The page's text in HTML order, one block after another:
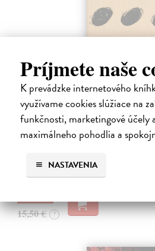
Príjmete naše
K prevádzke internetového
využívame cookies slúžiace na
funkčnosti, marketingové účely
maximálneho pohodlia a
NASTAVENIA
Pomalost
Kundera Milan| Kniha
Pomalost, chronologicky první ze čtyř
napsaných francouzsky, vychází v
Kareninové. Vydávání Kunderových
Na sklade
15,50 € ?